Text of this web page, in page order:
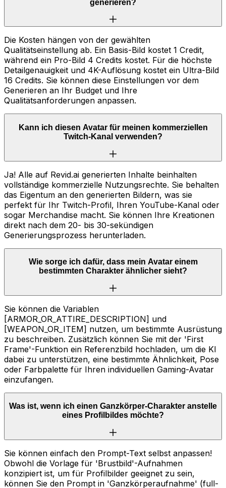
generieren?
Die Kosten hängen von der gewählten
Qualitätseinstellung ab. Ein Basis-Bild kostet 1 Credit,
während ein Pro-Bild 4 Credits kostet. Für die höchste
Detailgenauigkeit und 4K-Auflösung kostet ein Ultra-Bild
16 Credits. Sie können diese Einstellungen vor dem
Generieren an Ihr Budget und Ihre
Qualitätsanforderungen anpassen.
Kann ich diesen Avatar für meinen kommerziellen
Twitch-Kanal verwenden?
Ja! Alle auf Revid.ai generierten Inhalte beinhalten
vollständige kommerzielle Nutzungsrechte. Sie behalten
das Eigentum an den generierten Bildern, was sie
perfekt für Ihr Twitch-Profil, Ihren YouTube-Kanal oder
sogar Merchandise macht. Sie können Ihre Kreationen
direkt nach dem 20- bis 30-sekündigen
Generierungsprozess herunterladen.
Wie sorge ich dafür, dass mein Avatar einem
bestimmten Charakter ähnlicher sieht?
Sie können die Variablen
[ARMOR_OR_ATTIRE_DESCRIPTION] und
[WEAPON_OR_ITEM] nutzen, um bestimmte Ausrüstung
zu beschreiben. Zusätzlich können Sie mit der 'First
Frame'-Funktion ein Referenzbild hochladen, um die KI
dabei zu unterstützen, eine bestimmte Ähnlichkeit, Pose
oder Farbpalette für Ihren individuellen Gaming-Avatar
einzufangen.
Was ist, wenn ich einen Ganzkörper-Charakter anstelle
eines Profilbildes möchte?
Sie können einfach den Prompt-Text selbst anpassen!
Obwohl die Vorlage für 'Brustbild'-Aufnahmen
konzipiert ist, um für Profilbilder geeignet zu sein,
können Sie den Prompt in 'Ganzkörperaufnahme' (full-